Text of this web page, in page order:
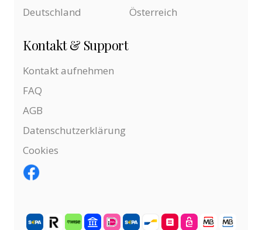
Deutschland
Österreich
Kontakt & Support
Kontakt aufnehmen
FAQ
AGB
Datenschutzerklärung
Cookies